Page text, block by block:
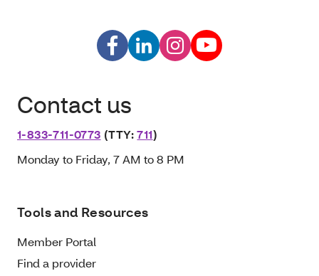
Contact us
1-833-711-0773 (TTY:711)
Monday to Friday, 7 AM to 8 PM
Tools and Resources
Member Portal
Find a provider